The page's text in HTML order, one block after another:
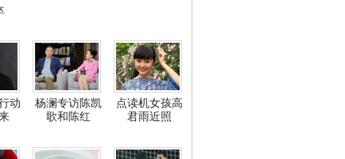
动
杨澜专访陈凯
歌和陈红
点读机女孩高
君雨近照